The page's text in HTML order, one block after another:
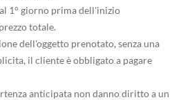
1° giorno prima dell'inizio
totale.
dell'oggetto prenotato, senza una
il cliente è obbligato a pagare
anticipata non danno diritto a un